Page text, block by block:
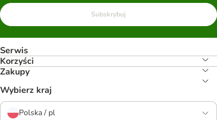
Subskrybuj
Serwis
Korzyści
Zakupy
Wybierz kraj
Polska / pl